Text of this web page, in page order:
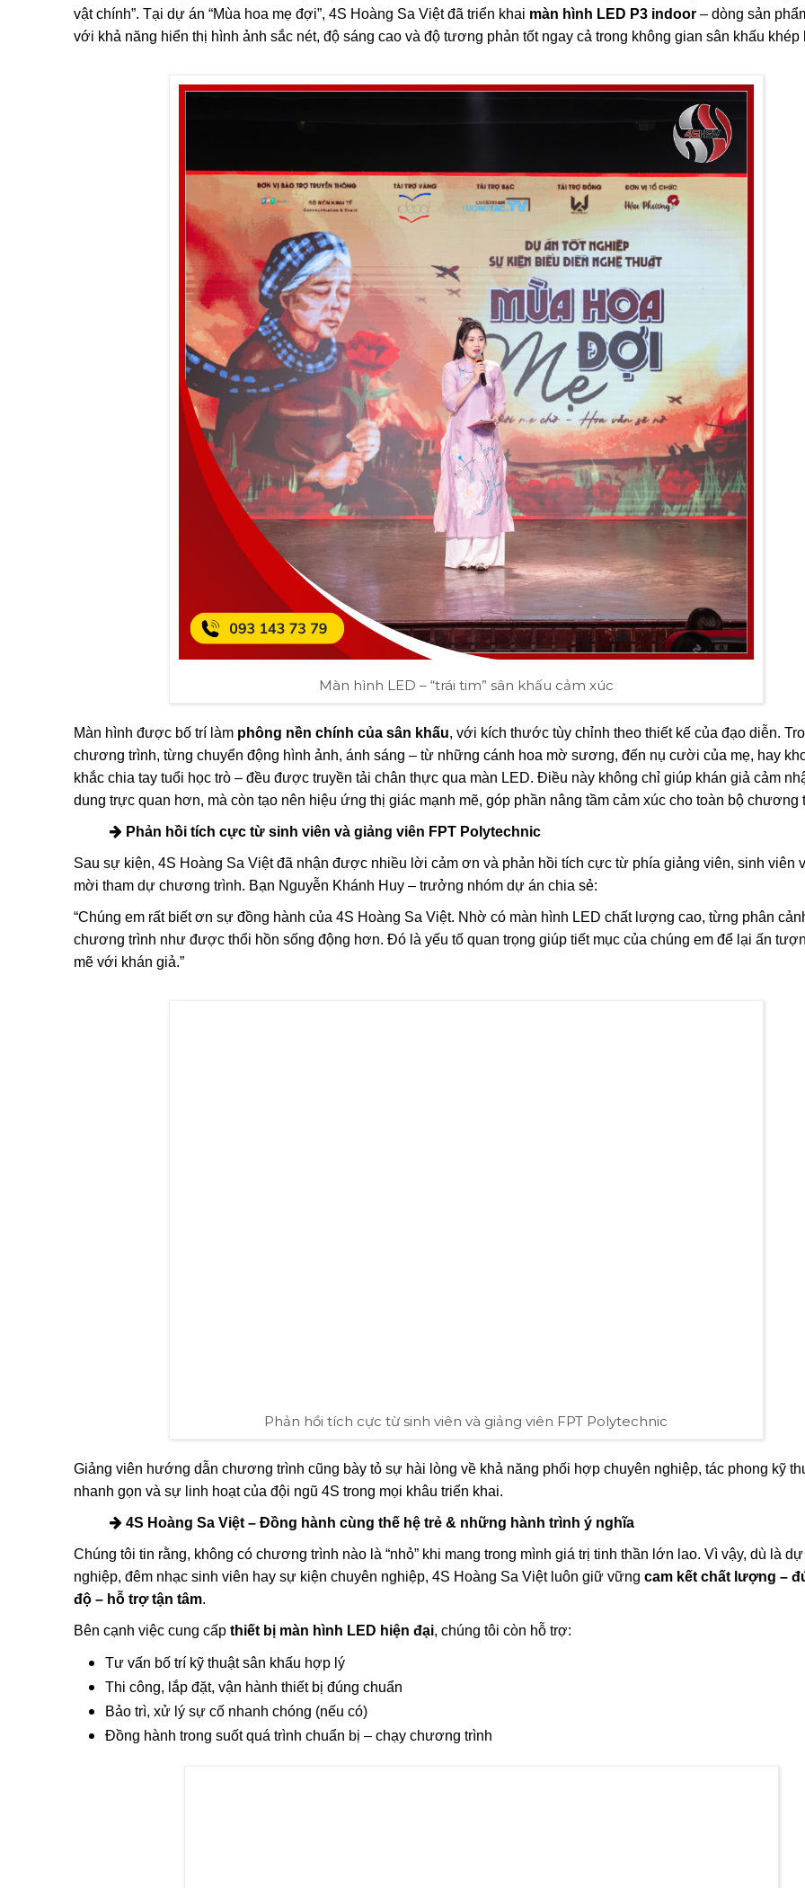
vật chính”. Tại dự án “Mùa hoa mẹ đợi”, 4S Hoàng Sa Việt đã triển khai màn hình LED P3 indoor – dòng sản
với khả năng hiển thị hình ảnh sắc nét, độ sáng cao và độ tương phản tốt ngay cả trong không gian sân khấu khép
Màn hình LED – “trái tim” sân khấu cảm xúc
Màn hình được bố trí làm phông nền chính của sân khấu, với kích thước tùy chỉnh theo thiết kế của đạo diễn.
chương trình, từng chuyển động hình ảnh, ánh sáng – từ những cánh hoa mờ sương, đến nụ cười của mẹ, hay
khắc chia tay tuổi học trò – đều được truyền tải chân thực qua màn LED. Điều này không chỉ giúp khán giả cảm
dung trực quan hơn, mà còn tạo nên hiệu ứng thị giác mạnh mẽ, góp phần nâng tầm cảm xúc cho toàn bộ chương
Phản hồi tích cực từ sinh viên và giảng viên FPT Polytechnic
Sau sự kiện, 4S Hoàng Sa Việt đã nhận được nhiều lời cảm ơn và phản hồi tích cực từ phía giảng viên, sinh viên
mời tham dự chương trình. Bạn Nguyễn Khánh Huy – trưởng nhóm dự án chia sẻ:
“Chúng em rất biết ơn sự đồng hành của 4S Hoàng Sa Việt. Nhờ có màn hình LED chất lượng cao, từng phân
chương trình như được thổi hồn sống động hơn. Đó là yếu tố quan trọng giúp tiết mục của chúng em để lại ấn
mẽ với khán giả.”
Giảng viên hướng dẫn chương trình cũng bày tỏ sự hài lòng về khả năng phối hợp chuyên nghiệp, tác phong kỹ
nhanh gọn và sự linh hoạt của đội ngũ 4S trong mọi khâu triển khai.
4S Hoàng Sa Việt – Đồng hành cùng thế hệ trẻ & những hành trình ý nghĩa
Chúng tôi tin rằng, không có chương trình nào là “nhỏ” khi mang trong mình giá trị tinh thần lớn lao. Vì vậy, dù là dự